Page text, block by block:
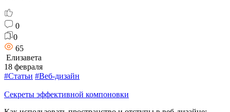
0
0
65
Елизавета
18 февраля
#Статьи #Веб-дизайн
Секреты эффективной компоновки